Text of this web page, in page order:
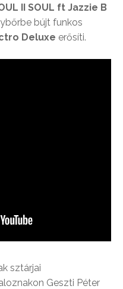
II SOUL ft Jazzie B
bújt funkos
Deluxe erősíti.
sztárjai
Geszti Péter